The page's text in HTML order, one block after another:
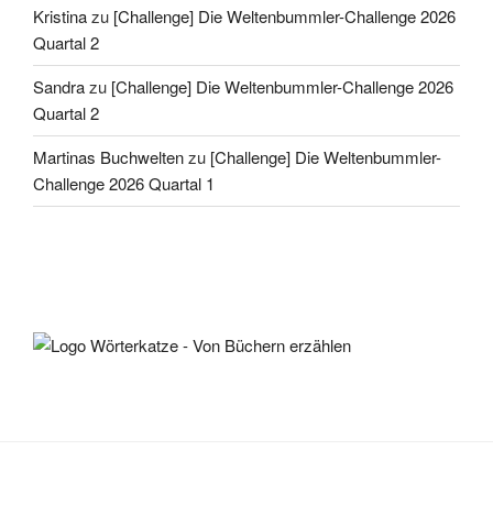
Kristinazu [Challenge] Die Weltenbummler-Challenge 2026
Quartal 2
Sandrazu [Challenge] Die Weltenbummler-Challenge 2026
Quartal 2
Martinas Buchweltenzu [Challenge] Die Weltenbummler-
Challenge 2026 Quartal 1